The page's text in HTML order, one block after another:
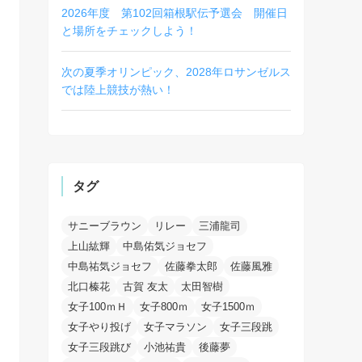
2026年度 第102回箱根駅伝予選会 開催日
と場所をチェックしよう！
次の夏季オリンピック、2028年ロサンゼルス
では陸上競技が熱い！
タグ
サニーブラウン リレー
三浦龍司
上山紘輝
中島佑気ジョセフ
中島祐気ジョセフ
佐藤拳太郎
佐藤風雅
北口榛花
古賀 友太
太田智樹
女子100ｍＨ
女子800ｍ
女子1500ｍ
女子やり投げ
女子マラソン
女子三段跳
女子三段跳び
小池祐貴
後藤夢